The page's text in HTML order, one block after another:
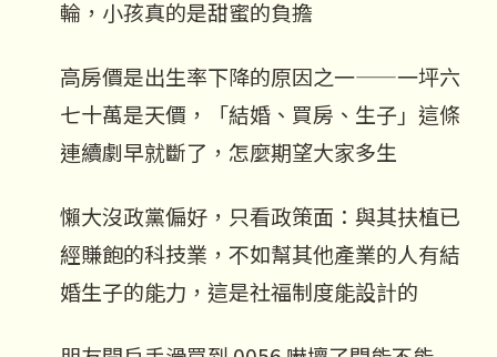
輪，小孩真的是甜蜜的負擔
高房價是出生率下降的原因之一——一坪六
七十萬是天價，「結婚、買房、生子」這條
連續劇早就斷了，怎麼期望大家多生
懶大沒政黨偏好，只看政策面：與其扶植已
經賺飽的科技業，不如幫其他產業的人有結
婚生子的能力，這是社福制度能設計的